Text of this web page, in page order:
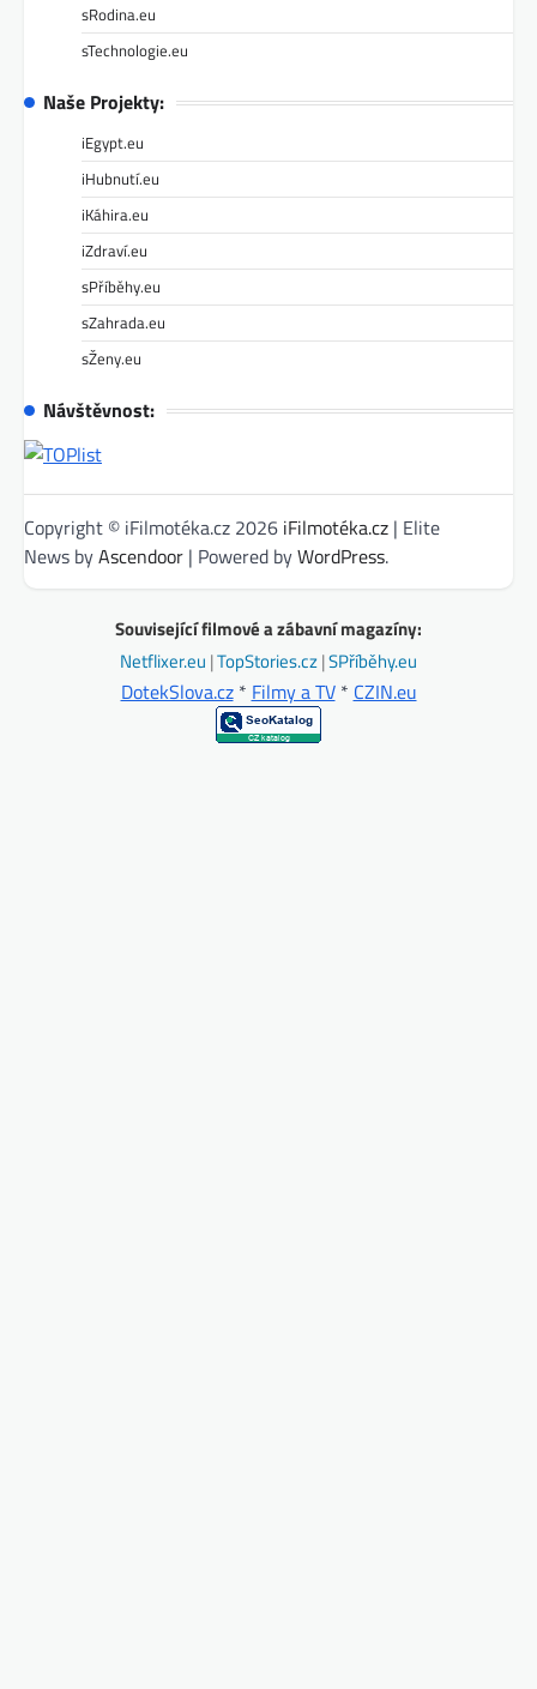
sRodina.eu
sTechnologie.eu
Naše Projekty:
iEgypt.eu
iHubnutí.eu
iKáhira.eu
iZdraví.eu
sPříběhy.eu
sZahrada.eu
sŽeny.eu
Návštěvnost:
Copyright © iFilmotéka.cz 2026 iFilmotéka.cz | Elite
News byAscendoor | Powered byWordPress.
Související filmové a zábavní magazíny:
Netflixer.eu |TopStories.cz|SPříběhy.eu
DotekSlova.cz* Filmy a TV* CZIN.eu